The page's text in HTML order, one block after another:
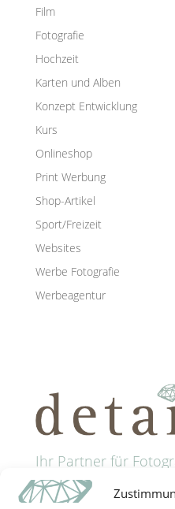
Film
Fotografie
Hochzeit
Karten und Alben
Konzept Entwicklung
Kurs
Onlineshop
Print Werbung
Shop-Artikel
Sport/Freizeit
Websites
Werbe Fotografie
Werbeagentur
Ihr Partner für
in Passau
Anschrift: Grünaustrasse 9 •